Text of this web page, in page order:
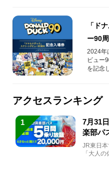
「ド
ー90
約受付
2024年
ビュー
を記念
アクセスランキング
1
7月31
楽部パ
JR東日
「大人